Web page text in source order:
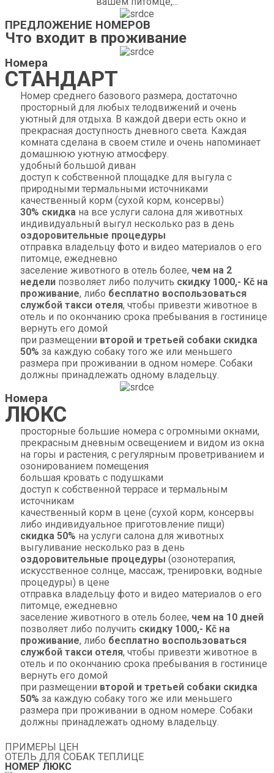
ПРЕДЛОЖЕНИЕ НОМЕРОВ
Что входит в проживание
Номера
СТАНДАРТ
Номер среднего базового размера, достаточно
просторный для любых телодвижений и очень
уютный для отдыха. В каждой двери есть окно и
прекрасная доступность дневного света. Каждая
комната сделана в своем стиле и очень напоминает
домашнюю уютную атмосферу.
удобный большой диван
доступ к собственной площадке для выгула с
природными термальными источниками
качественный корм (сухой корм, консервы)
30% скидка на все услуги салона для животных
индивидуальный выгул несколько раз в день
оздоровительные процедуры
отправка владельцу фото и видео материалов о его
питомце, ежедневно
заселение животного в отель более, чем на 2
недели позволяет либо получить скидку 1000,- Kč на
проживание, либо бесплатно воспользоваться
службой такси отеля, чтобы привезти животное в
отель и по окончанию срока пребывания в гостинице
вернуть его домой
при размещении второй и третьей собаки скидка
50% за каждую собаку того же или меньшего
размера при проживании в одном номере. Собаки
должны принадлежать одному владельцу.
Номера
ЛЮКС
просторные большие номера с огромными окнами,
прекрасным дневным освещением и видом из окна
на горы и растения, с регулярным проветриванием и
озонированием помещения
большая кровать с подушками
доступ к собственной террасе и термальным
источникам
качественный корм в цене (сухой корм, консервы
либо индивидуальное приготовление пищи)
скидка 50% на услуги салона для животных
выгуливание несколько раз в день
оздоровительные процедуры (озонотерапия,
искусственное солнце, массаж, тренировки, водные
процедуры) в цене
отправка владельцу фото и видео материалов о его
питомце, ежедневно
заселение животного в отель более, чем на 10 дней
позволяет либо получить скидку 1000,- Kč на
проживание, либо бесплатно воспользоваться
службой такси отеля, чтобы привезти животное в
отель и по окончанию срока пребывания в гостинице
вернуть его домой
при размещении второй и третьей собаки скидка
50% за каждую собаку того же или меньшего
размера при проживании в одном номере. Собаки
должны принадлежать одному владельцу.
ПРИМЕРЫ ЦЕН
ОТЕЛЬ ДЛЯ СОБАК ТЕПЛИЦЕ
НОМЕР ЛЮКС